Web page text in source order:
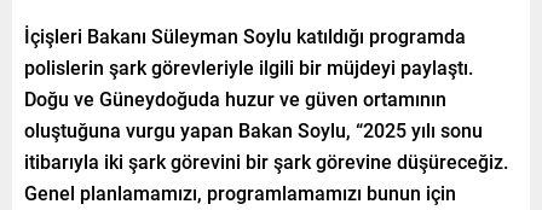
İçişleri Bakanı Süleyman Soylu katıldığı programda
polislerin şark görevleriyle ilgili bir müjdeyi paylaştı.
Doğu ve Güneydoğuda huzur ve güven ortamının
oluştuğuna vurgu yapan Bakan Soylu, “2025 yılı sonu
itibarıyla iki şark görevini bir şark görevine düşüreceğiz.
Genel planlamamızı, programlamamızı bunun için